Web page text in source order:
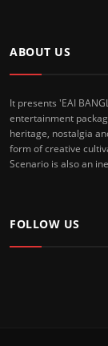
ABOUT US
It presents 'EAI
entertainment
heritage, nostalgia
form of creative
Scenario is also an
FOLLOW US